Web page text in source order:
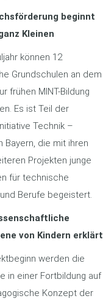
beginnt
Kleinen
können 12
Grundschulen an dem
frühen MINT-Bildung
Es ist Teil der
Technik –
Bayern, die mit ihren
Projekten junge
für technische
Berufe begeistert.
von Kindern erklärt
werden die
in einer Fortbildung auf
Konzept der